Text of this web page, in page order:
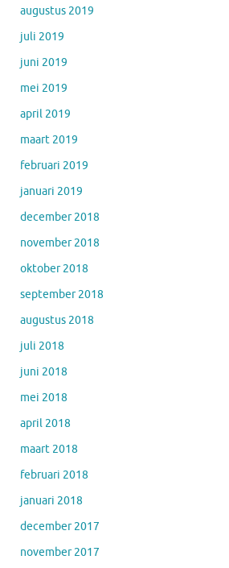
augustus 2019
juli 2019
juni 2019
mei 2019
april 2019
maart 2019
februari 2019
januari 2019
december 2018
november 2018
oktober 2018
september 2018
augustus 2018
juli 2018
juni 2018
mei 2018
april 2018
maart 2018
februari 2018
januari 2018
december 2017
november 2017